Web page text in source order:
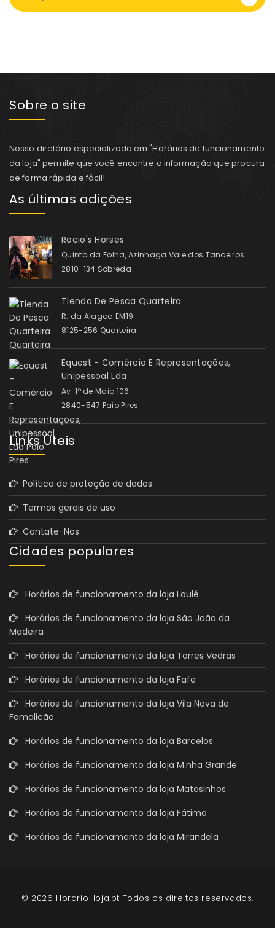
Sobre o site
Nosso diretório especializado em "Horários de funcionamento
da loja" permite que você encontre a informação que procura
de forma rápida e fácil!
As últimas adições
Rocio's Horses
Quinta da Folha, Azinhaga Vale dos Tanoeiros
2810-134 Sobreda
Tienda De Pesca Quarteira
R. da Alagoa EM19
8125-256 Quarteira
Equest - Comércio E Representações,
Unipessoal Lda
Av. 1º de Maio 106
2840-547 Paio Pires
Links Úteis
Política de proteção de dados
Termos gerais de uso
Contate-Nos
Cidades populares
Horários de funcionamento da loja Loulé
Horários de funcionamento da loja São João da
Madeira
Horários de funcionamento da loja Torres Vedras
Horários de funcionamento da loja Fafe
Horários de funcionamento da loja Vila Nova de
Famalicão
Horários de funcionamento da loja Barcelos
Horários de funcionamento da loja M.nha Grande
Horários de funcionamento da loja Matosinhos
Horários de funcionamento da loja Fátima
Horários de funcionamento da loja Mirandela
© 2026 Horario-loja.pt Todos os direitos reservados.